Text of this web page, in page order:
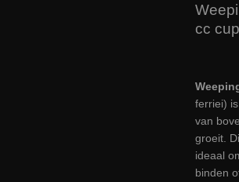
cc cup
ferriei)
van
groeit.
ideaal
binden